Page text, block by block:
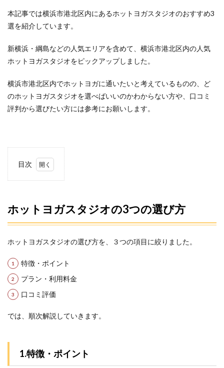
本記事では横浜市港北区内にあるホットヨガスタジオのおすすめ3
選を紹介しています。
新横浜・綱島などの人気エリアを含めて、横浜市港北区内の人気
ホットヨガスタジオをピックアップしました。
横浜市港北区内でホットヨガに通いたいと考えているものの、ど
のホットヨガスタジオを選べばいいのかわからない方や、口コミ
評判から選びたい方には参考にお願いします。
目次
タジ
オの
の選
1.1
1.特
徴・
ポイ
1.2
料金
ホットヨガスタジオの3つの選び方
ホットヨガスタジオの選び方を、３つの項目に絞りました。
特徴・ポイント
プラン・利用料金
口コミ評価
では、順次解説していきます。
1.特徴・ポイント